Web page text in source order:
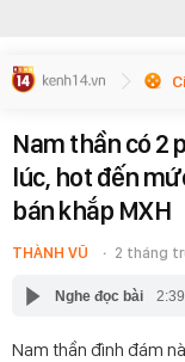
Nam thần có 2
lúc, hot đến
bán khắp MXH
THÀNH VŨ 2 tháng
Nghe đọc bài 2:39
Nam thần đình đám